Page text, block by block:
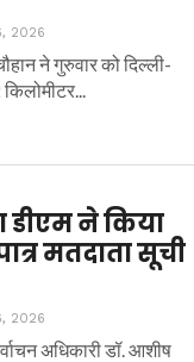
2026
ने गुरुवार को दिल्ली-
ने किया
मतदाता सूची
2026
अधिकारी डॉ. आशीष